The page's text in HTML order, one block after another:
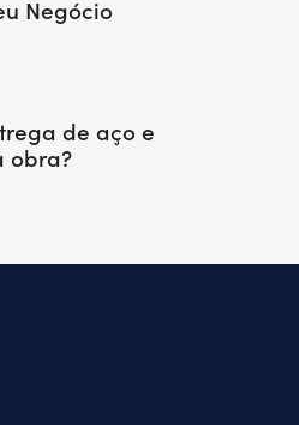
Negócio
de aço e
obra?